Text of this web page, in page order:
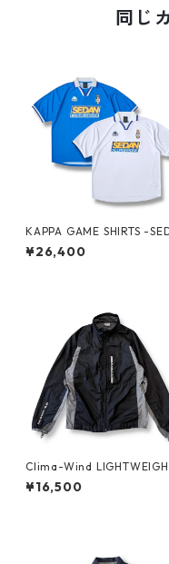
同じ
KAPPA GAME SHIRTS -
N ALL-PURPOSE-
¥26,400
Clima-Wind
KT by SALOMON
¥16,500